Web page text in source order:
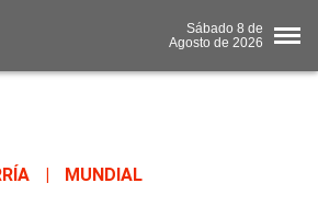
Sábado 8 de
Agosto de 2026
MUNDIAL